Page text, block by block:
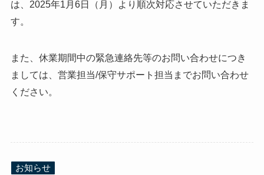
は、2025年1月6日（月）より順次対応させていただきま
す。
また、休業期間中の緊急連絡先等のお問い合わせにつき
ましては、営業担当/保守サポート担当までお問い合わせ
ください。
お知らせ